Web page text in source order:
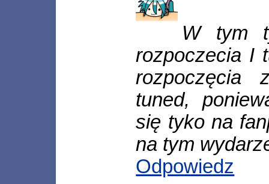
W tym
rozpoczecia I
rozpoczęcia
tuned,
się tyko na
na tym
Odpowiedz